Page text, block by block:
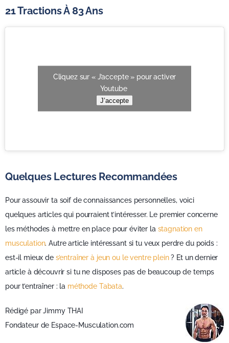
21 Tractions À 83 Ans
Cliquez sur « J’accepte » pour activer
Youtube
J’accepte
Quelques Lectures Recommandées
Pour assouvir ta soif de connaissances personnelles, voici
quelques articles qui pourraient t’intéresser. Le premier concerne
les méthodes à mettre en place pour éviter la stagnation en
musculation. Autre article intéressant si tu veux perdre du poids :
est-il mieux de s’entraîner à jeun ou le ventre plein? Et un dernier
article à découvrir si tu ne disposes pas de beaucoup de temps
pour t’entraîner : la méthode Tabata.
Rédigé parJimmy THAI
Fondateur de Espace-Musculation.com